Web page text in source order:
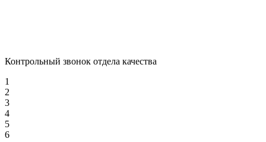
Контрольный звонок отдела качества
1
2
3
4
5
6